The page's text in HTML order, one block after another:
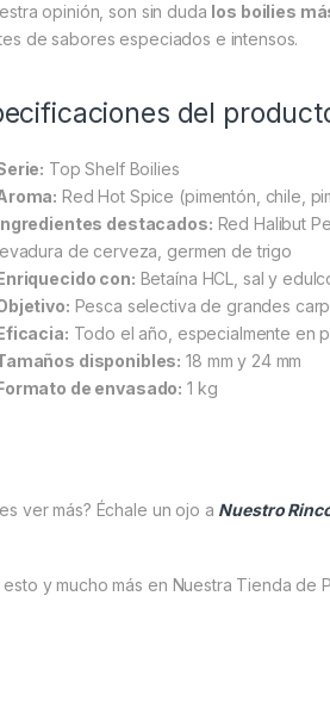
opinión, son sin duda los boilies
de sabores especiados e intensos.
del
Top Shelf Boilies
Red Hot Spice (pimentón, chile,
destacados: Red Halibut
de cerveza, germen de trigo
con: Betaína HCL, sal y
Pesca selectiva de grandes
Todo el año, especialmente en
disponibles: 18 mm y 24 mm
de envasado: 1 kg
ver más? Échale un ojo a Nuestro
y mucho más en Nuestra Tienda de